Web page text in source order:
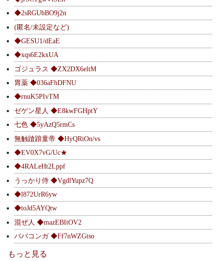
◆2sRGUbBO9j2n
(匿名/未設定など)
◆GESU1/dEaE
◆xqs6E2kxUA
ゴジュラス ◆ZX2DX6eltM
胃薬 ◆036aFhDFNU
◆rnuK5PIvTM
ゼゲン星人 ◆E8kwFGHptY
七色 ◆5yAzQ5rmCs
無触蹌踉童帝 ◆HyQRiOn/vs
◆EV0X7vG/Uc★
◆4RALeHt2Lppf
うっかり侍 ◆VgdlYupz7Q
◆l872UrR6yw
◆toJd5AYQtw
混ぜ人 ◆mazEBItOV2
ババコンガ ◆Ff7nWZGtso
もっと見る